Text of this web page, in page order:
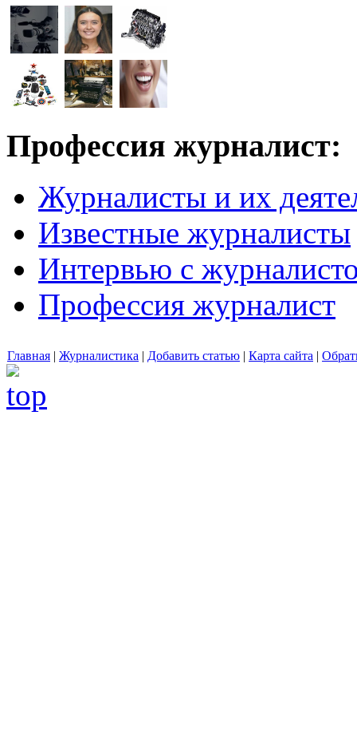
Профессия журналист:
Журналисты и их
Известные журналисты
Интервью с
Профессия журналист
Главная | Журналистика | Добавить статью | Карта сайта |